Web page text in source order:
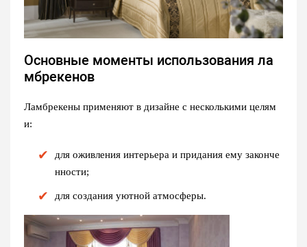
Основные моменты использования ла
мбрекенов
Ламбрекены применяют в дизайне с несколькими целям
и:
для оживления интерьера и придания ему законче
нности;
для создания уютной атмосферы.